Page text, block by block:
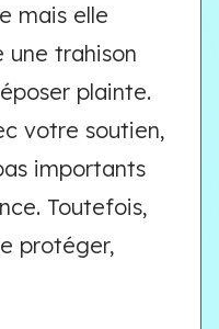
mais elle
trahison
plainte.
votre soutien,
importants
Toutefois,
protéger,